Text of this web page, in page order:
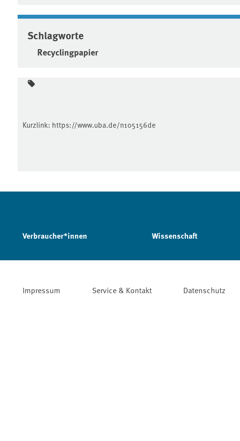
Schlagworte
Recyclingpapier
Kurzlink: https://www.uba.de/n105156de
Verbraucher*innen Wissenschaft
Impressum Service & Kontakt Datenschutz